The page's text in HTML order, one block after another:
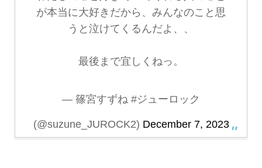
が本当に大好きだから、みんなのこと思
うと泣けてくるんだよ、、
最後まで宜しくねっ。
— 篠宮すずね #ジューロック
(@suzune_JUROCK2) December 7, 2023